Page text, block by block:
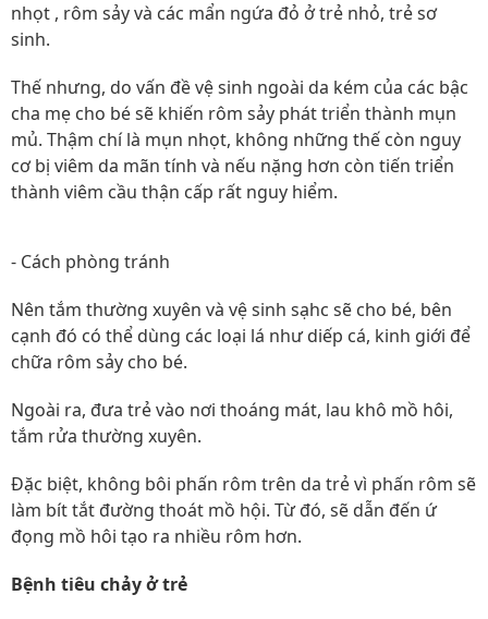
nhọt , rôm sảy và các mẩn ngứa đỏ ở trẻ nhỏ, trẻ sơ
sinh.
Thế nhưng, do vấn đề vệ sinh ngoài da kém của các bậc
cha mẹ cho bé sẽ khiến rôm sảy phát triển thành mụn
mủ. Thậm chí là mụn nhọt, không những thế còn nguy
cơ bị viêm da mãn tính và nếu nặng hơn còn tiến triển
thành viêm cầu thận cấp rất nguy hiểm.
- Cách phòng tránh
Nên tắm thường xuyên và vệ sinh sạhc sẽ cho bé, bên
cạnh đó có thể dùng các loại lá như diếp cá, kinh giới để
chữa rôm sảy cho bé.
Ngoài ra, đưa trẻ vào nơi thoáng mát, lau khô mồ hôi,
tắm rửa thường xuyên.
Đặc biệt, không bôi phấn rôm trên da trẻ vì phấn rôm sẽ
làm bít tắt đường thoát mồ hội. Từ đó, sẽ dẫn đến ứ
đọng mồ hôi tạo ra nhiều rôm hơn.
Bệnh tiêu chảy ở trẻ